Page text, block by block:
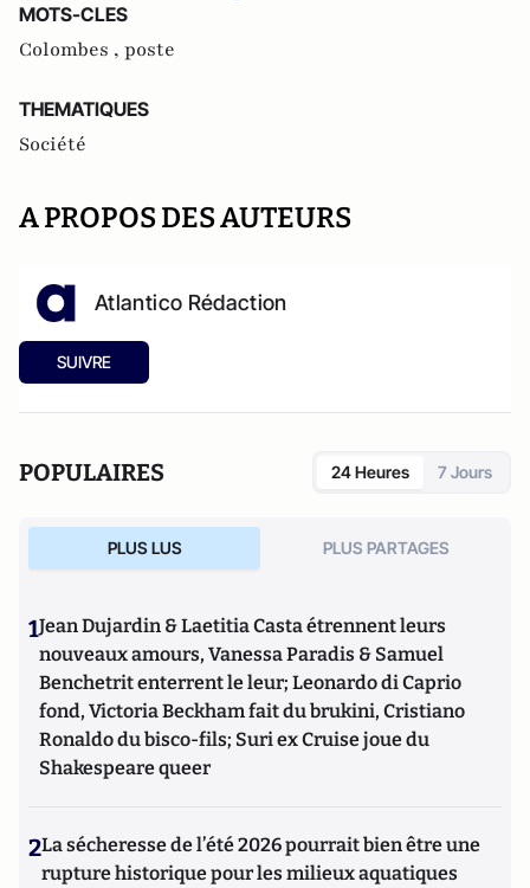
MOTS-CLES
Colombes , poste
THEMATIQUES
Société
A PROPOS DES AUTEURS
Atlantico Rédaction
SUIVRE
POPULAIRES 24 Heures 7 Jours
PLUS LUS PLUS PARTAGES
1Jean Dujardin & Laetitia Casta étrennent leurs
nouveaux amours, Vanessa Paradis & Samuel
Benchetrit enterrent le leur; Leonardo di Caprio
fond, Victoria Beckham fait du brukini, Cristiano
Ronaldo du bisco-fils; Suri ex Cruise joue du
Shakespeare queer
2La sécheresse de l’été 2026 pourrait bien être une
rupture historique pour les milieux aquatiques